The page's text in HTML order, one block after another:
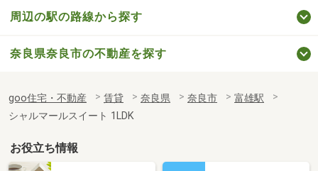
周辺の駅の路線から探す
奈良県奈良市の不動産を探す
goo住宅・不動産 賃貸 奈良県 奈良市
富雄駅
シャルマールスイート 1LDK
お役立ち情報